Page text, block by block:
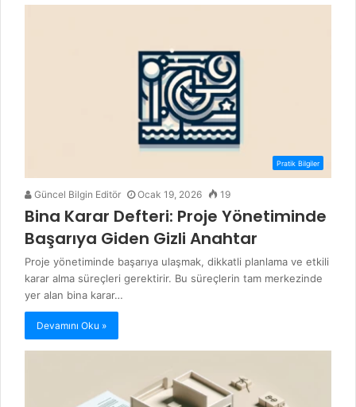
Pratik Bilgiler
Güncel Bilgin Editör Ocak 19, 2026 19
Bina Karar Defteri: Proje Yönetiminde
Başarıya Giden Gizli Anahtar
Proje yönetiminde başarıya ulaşmak, dikkatli planlama ve etkili
karar alma süreçleri gerektirir. Bu süreçlerin tam merkezinde
yer alan bina karar…
Devamını Oku »